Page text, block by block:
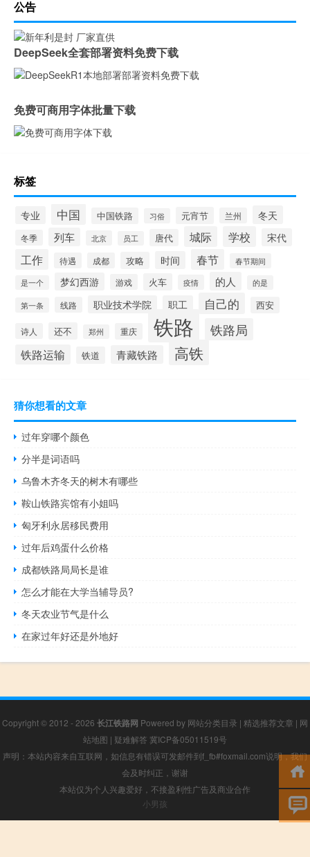
公告
DeepSeek全套部署资料免费下载
免费可商用字体批量下载
标签
专业 中国 中国铁路 习俗 元宵节 兰州 冬天
冬季 列车 北京 员工 唐代 城际 学校 宋代
工作 待遇 成都 攻略 时间 春节 春节期间
是一个 梦幻西游 游戏 火车 疫情 的人 的是
第一条 线路 职业技术学院 职工 自己的 西安
诗人 还不 郑州 重庆 铁路 铁路局
铁路运输 铁道 青藏铁路 高铁
猜你想看的文章
过年穿哪个颜色
分半是词语吗
乌鲁木齐冬天的树木有哪些
鞍山铁路宾馆有小姐吗
匈牙利永居移民费用
过年后鸡蛋什么价格
成都铁路局局长是谁
怎么才能在大学当辅导员?
冬天农业节气是什么
在家过年好还是外地好
Copyright © 2012 - 2026 长江铁路网 Powered by 网站分类目录 | 精选推荐文章 | 网
站地图 | 疑难解答 冀ICP备05011519号
声明：本站内容来自互联网，如信息有错误可发邮件到f_fb#foxmail.com说明，我们
会及时纠正，谢谢
本站仅为个人兴趣爱好，不接盈利性广告及商业合作
小男孩